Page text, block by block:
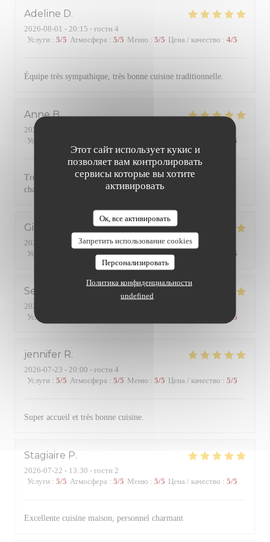
Этот сайт использует кукис и
позволяет вам контролировать
сервисы которые вы хотите
активировать
Ок, все активировать
Запретить использование cookies
Персонализировать
Политика конфиденциальности
undefined
Adeline D
2026-08-01 - 20:15 - гости 4
Услуги : 5/5 Атмосфера : 5/5 Меню : 5/5 Цена / качество : 4/5
Équipe très sympathique, très bonne cuisine traditionnelle.
Anne B
2026-07-31
Услуги
/5
Très bonne cuisine avec des produits de qualité. Service
chaleureux et efficace. Une référence dans le quartier
Gilles
2026-07-24
- 19:45 - гости 2
Услуги
Атмосфера: 5/5 Меню: 5/5 Цена / качество /5
Serge
2026-07-24
Услуги
/5
jennifer R
2026-07-23 - 20:00 - гости 4
Услуги : 5/5 Атмосфера : 5/5 Меню : 5/5 Цена / качество : 5/5
Super accueil et très bonne cuisine.
Stagiaire P
2026-07-22 - 13:30 - гости 2
Услуги : 5/5 Атмосфера : 5/5 Меню : 5/5 Цена / качество : 5/5
Excellente cuisine maison, personnel charmant